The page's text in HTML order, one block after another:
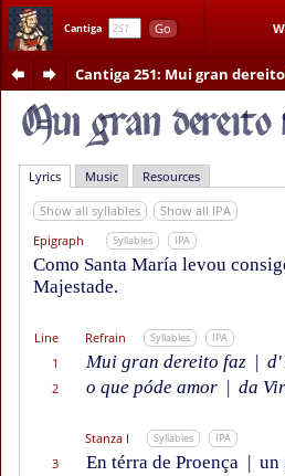
Cantiga Go
Cantiga 251: Mui gran
Lyrics Music Resources
Show all syllables
Show all IPA
Epigraph
Syllables IPA
Como Santa María levou
Majestade.
Line Refrain Syllables IPA
1 Mui gran dereito faz | d'
2 o que póde amor | da
Stanza I Syllables IPA
3 En térra de Proença | un